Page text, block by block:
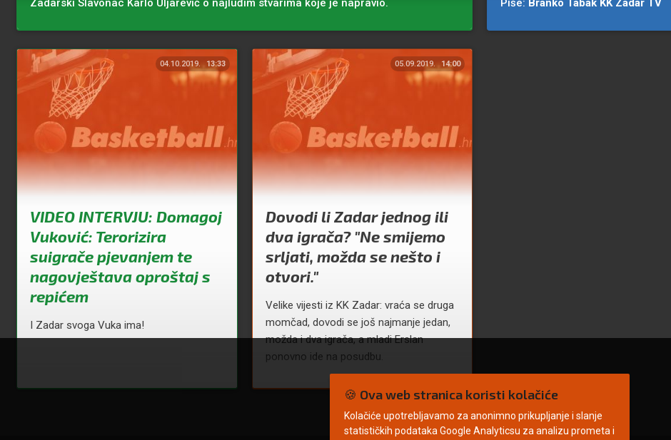
Zadarski Slavonac Karlo Uljarević o najluđim stvarima koje je napravio. Piše: Branko Tabak KK Zadar TV
04.10.2019. 13:33
VIDEO INTERVJU: Domagoj
Vuković: Terorizira
suigrače pjevanjem te
nagovještava oproštaj s
repićem
I Zadar svoga Vuka ima!
05.09.2019. 14:00
Dovodi li Zadar jednog ili
dva igrača? "Ne smijemo
srljati, možda se nešto i
otvori."
Velike vijesti iz KK Zadar: vraća se druga
momčad, dovodi se još najmanje jedan,
možda i dva igrača, a mladi Erslan
ponovno ide na posudbu.
🍪 Ova web stranica koristi kolačiće
Kolačiće upotrebljavamo za anonimno prikupljanje i slanje
statističkih podataka Google Analyticsu za analizu prometa i